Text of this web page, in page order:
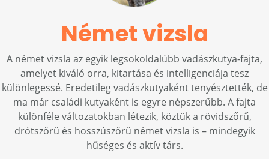
Német vizsla
A német vizsla az egyik legsokoldalúbb vadászkutya-fajta,
amelyet kiváló orra, kitartása és intelligenciája tesz
különlegessé. Eredetileg vadászkutyaként tenyésztették, de
ma már családi kutyaként is egyre népszerűbb. A fajta
különféle változatokban létezik, köztük a rövidszőrű,
drótszőrű és hosszúszőrű német vizsla is – mindegyik
hűséges és aktív társ.